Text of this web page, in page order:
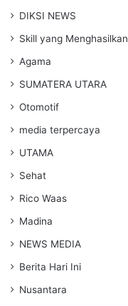
DIKSI NEWS
Skill yang Menghasilkan
Agama
SUMATERA UTARA
Otomotif
media terpercaya
UTAMA
Sehat
Rico Waas
Madina
NEWS MEDIA
Berita Hari Ini
Nusantara